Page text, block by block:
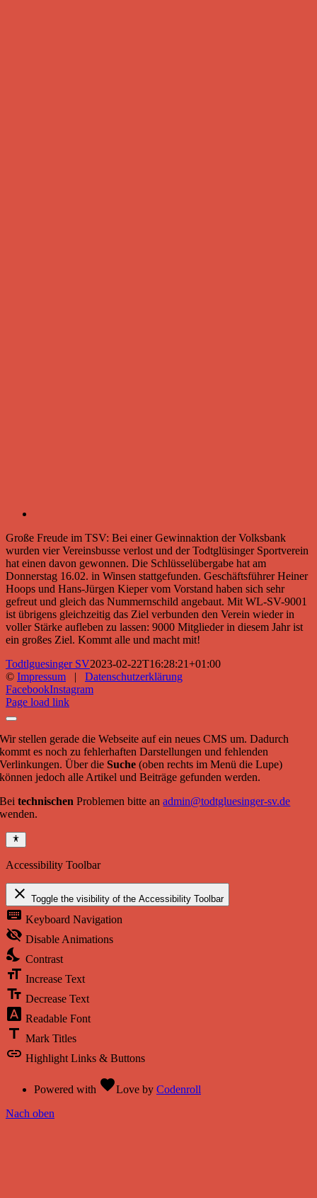
Große Freude im TSV: Bei einer Gewinnaktion der Volksbank
wurden vier Vereinsbusse verlost und der Todtglüsinger Sportverein
hat einen davon gewonnen. Die Schlüsselübergabe hat am
Donnerstag 16.02. in Winsen stattgefunden. Geschäftsführer Heiner
Hoops und Hans-Jürgen Kieper vom Vorstand haben sich sehr
gefreut und gleich das Nummernschild angebaut. Mit WL-SV-9001
ist übrigens gleichzeitig das Ziel verbunden den Verein wieder in
voller Stärke aufleben zu lassen: 9000 Mitglieder in diesem Jahr ist
ein großes Ziel. Kommt alle und macht mit!
Todtlguesinger SV2023-02-22T16:28:21+01:00
© Impressum | Datenschutzerklärung
FacebookInstagram
Page load link
Wir stellen gerade die Webseite auf ein neues CMS um. Dadurch
kommt es noch zu fehlerhaften Darstellungen und fehlenden
Verlinkungen. Über dieSuche (oben rechts im Menü die Lupe)
können jedoch alle Artikel und Beiträge gefunden werden.
Beitechnischen Problemen bitte anadmin@todtgluesinger-sv.de
wenden.
Accessibility Toolbar
close Toggle the visibility of the Accessibility Toolbar
keyboard Keyboard Navigation
visibility_off Disable Animations
nights_stay Contrast
format_size Increase Text
text_fields Decrease Text
font_download Readable Font
title Mark Titles
link Highlight Links & Buttons
Powered with favoriteLove by Codenroll
Nach oben